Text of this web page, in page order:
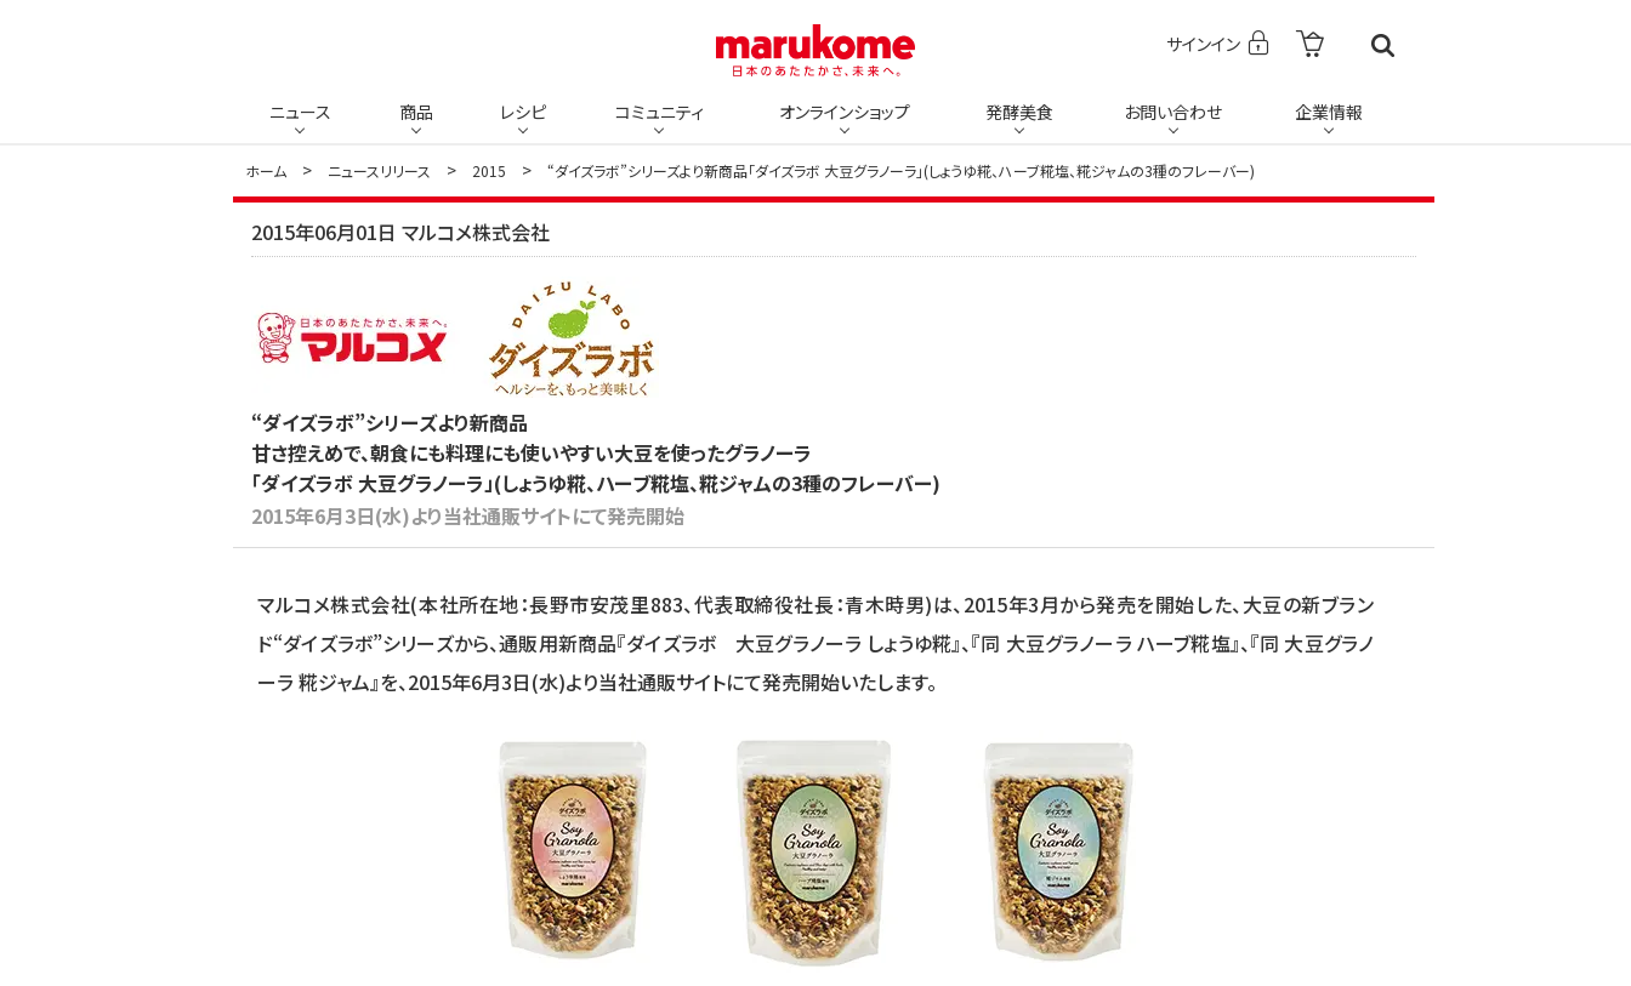
サインイン
ニュース 商品 レシピ コミュニティ オンラインショップ 発酵美食 お問い合わせ 企業情報
ホーム ニュースリリース 2015 “ダイズラボ”シリーズより新商品「ダイズラボ 大豆グラノーラ」(しょうゆ糀、ハーブ糀塩、糀ジャムの3種のフレーバー)
2015年06月01日 マルコメ株式会社
“ダイズラボ”シリーズより新商品
甘さ控えめで、朝食にも料理にも使いやすい大豆を使ったグラノーラ
「ダイズラボ 大豆グラノーラ」(しょうゆ糀、ハーブ糀塩、糀ジャムの3種のフレーバー)
2015年6月3日(水)より当社通販サイトにて発売開始
マルコメ株式会社(本社所在地：長野市安茂里883、代表取締役社長：青木時男)は、2015年3月から発売を開始した、大豆の新ブラン
ド“ダイズラボ”シリーズから、通販用新商品『ダイズラボ 大豆グラノーラ しょうゆ糀』、『同 大豆グラノーラ ハーブ糀塩』、『同 大豆グラノ
ーラ 糀ジャム』を、2015年6月3日(水)より当社通販サイトにて発売開始いたします。